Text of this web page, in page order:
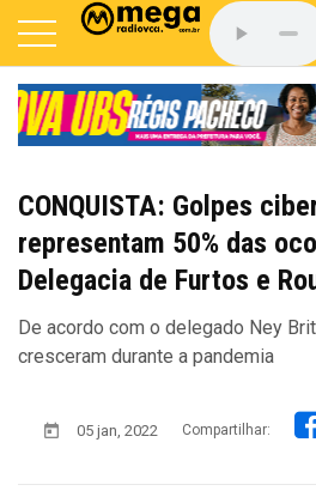
CONQUISTA: Golpes
representam 50% das
Delegacia de Furtos e
De acordo com o delegado Ney
cresceram durante a pandemia
05 jan, 2022 Compartilhar: